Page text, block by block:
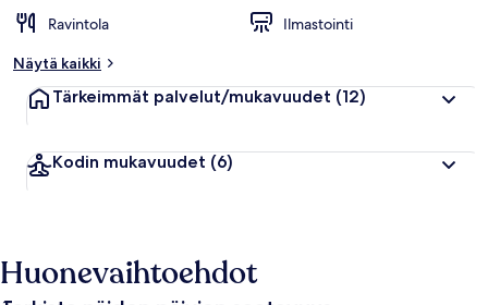
Ravintola
Ilmastointi
Näytä kaikki
Tärkeimmät palvelut/mukavuudet (12)
Kodin mukavuudet (6)
Huonevaihtoehdot